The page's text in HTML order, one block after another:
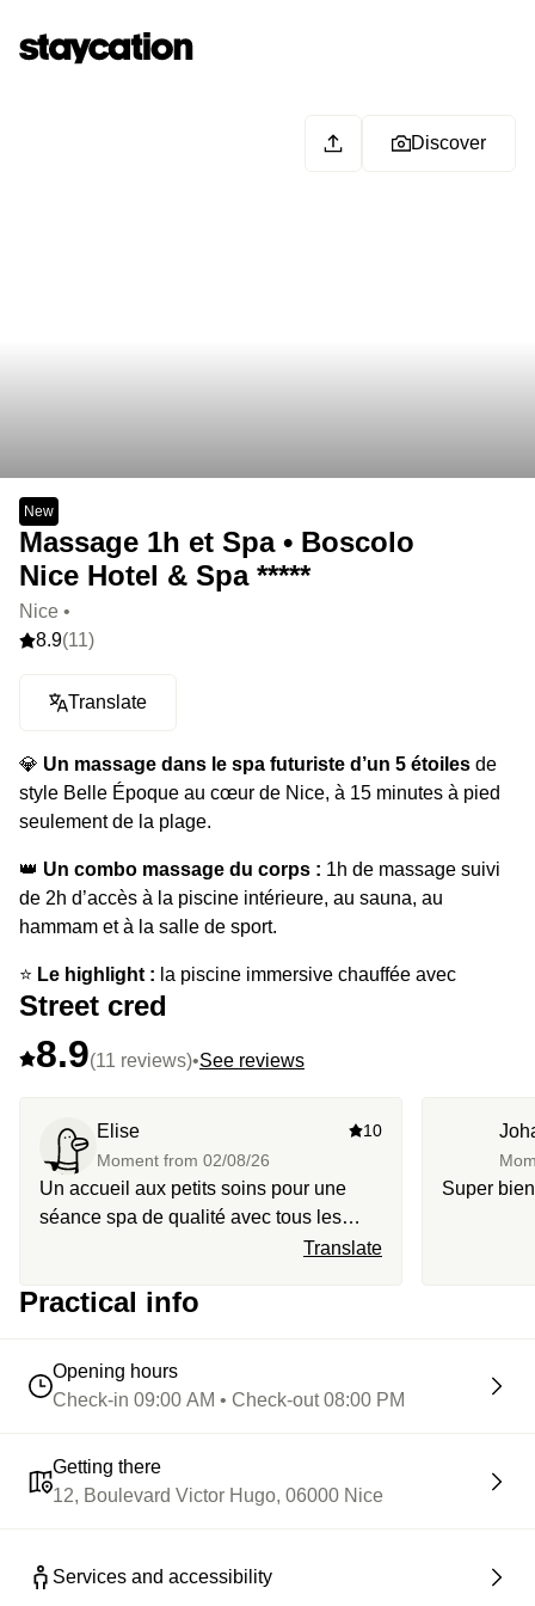
Discover
New
Massage 1h et Spa • Boscolo
Nice Hotel & Spa *****
Nice •
8.9(11)
Translate
💎 Un massage dans le spa futuriste d’un 5 étoiles de
style Belle Époque au cœur de Nice, à 15 minutes à pied
seulement de la plage.
👑 Un combo massage du corps : 1h de massage suivi
de 2h d’accès à la piscine intérieure, au sauna, au
hammam et à la salle de sport.
⭐️ Le highlight : la piscine immersive chauffée avec
cascades et bain à remous à ne pas louper.
Street cred
8.9(11 reviews)•See reviews
Elise
Moment from 02/08/26
10
Un accueil aux petits soins pour une
séance spa de qualité avec tous les
services dont on a besoin. Le massage
a été magique, elle est extrêmement
grand merci!
Translate
Super
Practical info
Opening hours
Check-in 09:00 AM • Check-out 08:00 PM
Getting there
12, Boulevard Victor Hugo, 06000 Nice
Services and accessibility